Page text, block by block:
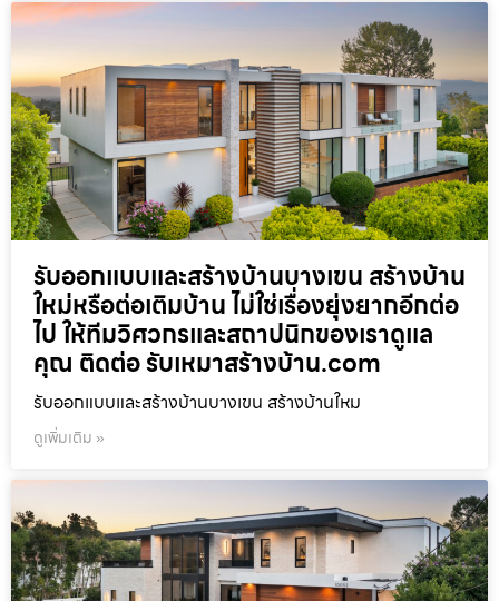
รับออกแบบและสร้างบ้านบางเขน สร้างบ้าน
ใหม่หรือต่อเติมบ้าน ไม่ใช่เรื่องยุ่งยากอีกต่อ
ไป ให้ทีมวิศวกรและสถาปนิกของเราดูแล
คุณ ติดต่อ รับเหมาสร้างบ้าน.com
รับออกแบบและสร้างบ้านบางเขน สร้างบ้านใหม
ดูเพิ่มเติม »